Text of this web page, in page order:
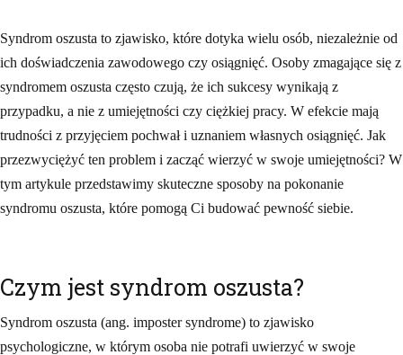
Syndrom oszusta to zjawisko, które dotyka wielu osób, niezależnie od
ich doświadczenia zawodowego czy osiągnięć. Osoby zmagające się z
syndromem oszusta często czują, że ich sukcesy wynikają z
przypadku, a nie z umiejętności czy ciężkiej pracy. W efekcie mają
trudności z przyjęciem pochwał i uznaniem własnych osiągnięć. Jak
przezwyciężyć ten problem i zacząć wierzyć w swoje umiejętności? W
tym artykule przedstawimy skuteczne sposoby na pokonanie
syndromu oszusta, które pomogą Ci budować pewność siebie.
Czym jest syndrom oszusta?
Syndrom oszusta (ang. imposter syndrome) to zjawisko
psychologiczne, w którym osoba nie potrafi uwierzyć w swoje